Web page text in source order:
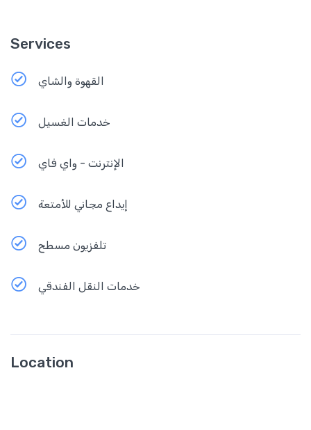
Services
القهوة والشاي
خدمات الغسيل
الإنترنت - واي فاي
إيداع مجاني للأمتعة
تلفزيون مسطح
خدمات النقل الفندقي
Location